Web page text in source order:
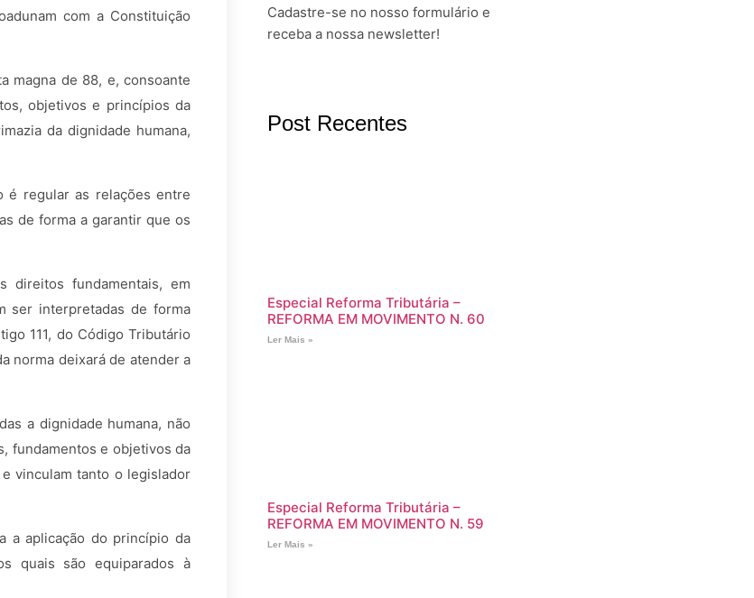
com a Constituição
magna de 88, e, consoante
objetivos e princípios da
da dignidade humana,
é regular as relações entre
de forma a garantir que os
direitos fundamentais, em
ser interpretadas de forma
111, do Código Tributário
norma deixará de atender a
a dignidade humana, não
fundamentos e objetivos da
vinculam tanto o legislador
a aplicação do princípio da
quais são equiparados à
Cadastre-se no nosso formulário e
receba a nossa newsletter!
Post Recentes
Especial Reforma Tributária –
REFORMA EM MOVIMENTO N. 60
Ler Mais »
Especial Reforma Tributária –
REFORMA EM MOVIMENTO N. 59
Ler Mais »